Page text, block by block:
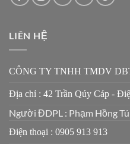
LIÊN HỆ
CÔNG TY TNHH TMDV
Địa chỉ : 42 Trần Qúy Cáp -
Người ĐDPL : Phạm Hồng Tú
Điện thoại : 0905 913 913